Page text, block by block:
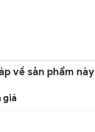
về sản phẩm này
giá